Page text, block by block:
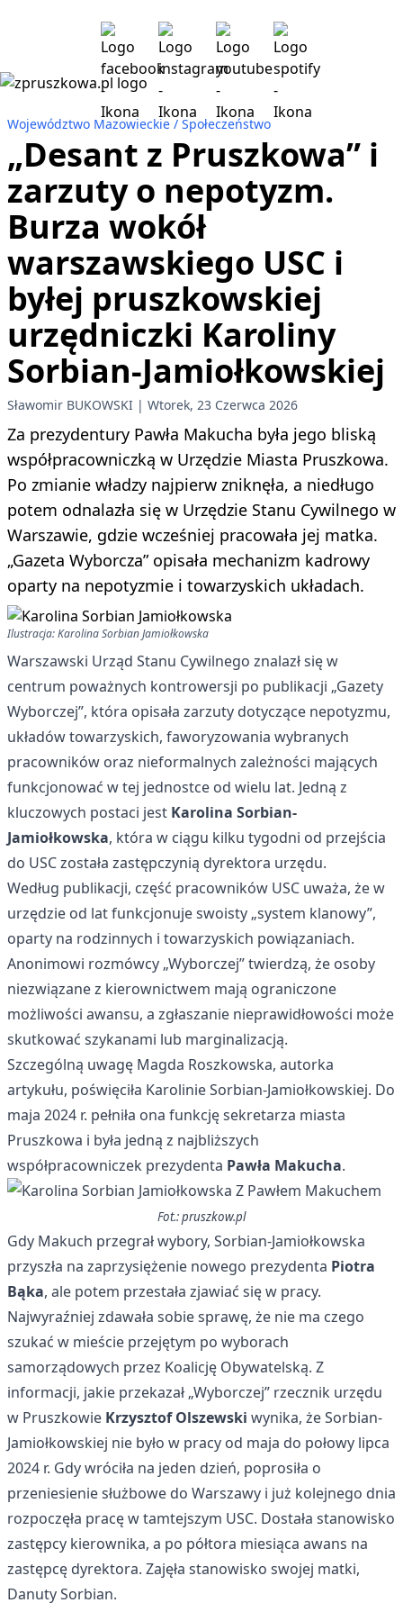
Województwo Mazowieckie Społeczeństwo
„Desant z Pruszkowa” i
zarzuty o nepotyzm.
Burza wokół
warszawskiego USC i
byłej pruszkowskiej
urzędniczki Karoliny
Sorbian-Jamiołkowskiej
Sławomir BUKOWSKI Wtorek, 23 Czerwca 2026
Za prezydentury Pawła Makucha była jego bliską
współpracowniczką w Urzędzie Miasta Pruszkowa.
Po zmianie władzy najpierw zniknęła, a niedługo
potem odnalazła się w Urzędzie Stanu Cywilnego w
Warszawie, gdzie wcześniej pracowała jej matka.
„Gazeta Wyborcza” opisała mechanizm kadrowy
oparty na nepotyzmie i towarzyskich układach.
Ilustracja: Karolina Sorbian Jamiołkowska
Warszawski Urząd Stanu Cywilnego znalazł się w
centrum poważnych kontrowersji po publikacji „Gazety
Wyborczej”, która opisała zarzuty dotyczące nepotyzmu,
układów towarzyskich, faworyzowania wybranych
pracowników oraz nieformalnych zależności mających
funkcjonować w tej jednostce od wielu lat. Jedną z
kluczowych postaci jest Karolina Sorbian-
Jamiołkowska, która w ciągu kilku tygodni od przejścia
do USC została zastępczynią dyrektora urzędu.
Według publikacji, część pracowników USC uważa, że w
urzędzie od lat funkcjonuje swoisty „system klanowy”,
oparty na rodzinnych i towarzyskich powiązaniach.
Anonimowi rozmówcy „Wyborczej” twierdzą, że osoby
niezwiązane z kierownictwem mają ograniczone
możliwości awansu, a zgłaszanie nieprawidłowości może
skutkować szykanami lub marginalizacją.
Szczególną uwagę Magda Roszkowska, autorka
artykułu, poświęciła Karolinie Sorbian-Jamiołkowskiej. Do
maja 2024 r. pełniła ona funkcję sekretarza miasta
Pruszkowa i była jedną z najbliższych
współpracowniczek prezydenta Pawła Makucha.
Fot.: pruszkow.pl
Gdy Makuch przegrał wybory, Sorbian-Jamiołkowska
przyszła na zaprzysiężenie nowego prezydenta Piotra
Bąka, ale potem przestała zjawiać się w pracy.
Najwyraźniej zdawała sobie sprawę, że nie ma czego
szukać w mieście przejętym po wyborach
samorządowych przez Koalicję Obywatelską. Z
informacji, jakie przekazał „Wyborczej” rzecznik urzędu
w Pruszkowie Krzysztof Olszewski wynika, że Sorbian-
Jamiołkowskiej nie było w pracy od maja do połowy lipca
2024 r. Gdy wróciła na jeden dzień, poprosiła o
przeniesienie służbowe do Warszawy i już kolejnego dnia
rozpoczęła pracę w tamtejszym USC. Dostała stanowisko
zastępcy kierownika, a po półtora miesiąca awans na
zastępcę dyrektora. Zajęła stanowisko swojej matki,
Danuty Sorbian.